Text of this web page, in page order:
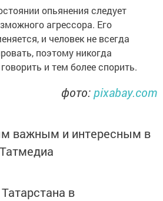
опьянения следует
агрессора. Его
и человек не всегда
поэтому никогда
и тем более спорить.
фото:pixabay.com
важным и интересным в
Татмедиа
в